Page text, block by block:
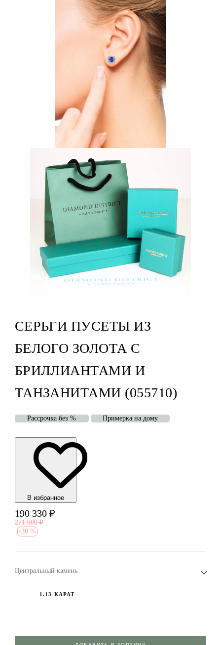
СЕРЬГИ ПУСЕТЫ ИЗ
БЕЛОГО ЗОЛОТА С
БРИЛЛИАНТАМИ И
ТАНЗАНИТАМИ (055710)
Рассрочка без % Примерка на дому
В избранноe
190 330 ₽
271 900 ₽
-30 %
Центральный камень
1.13 КАРАТ